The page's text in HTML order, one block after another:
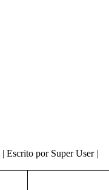
| Escrito por Super User|